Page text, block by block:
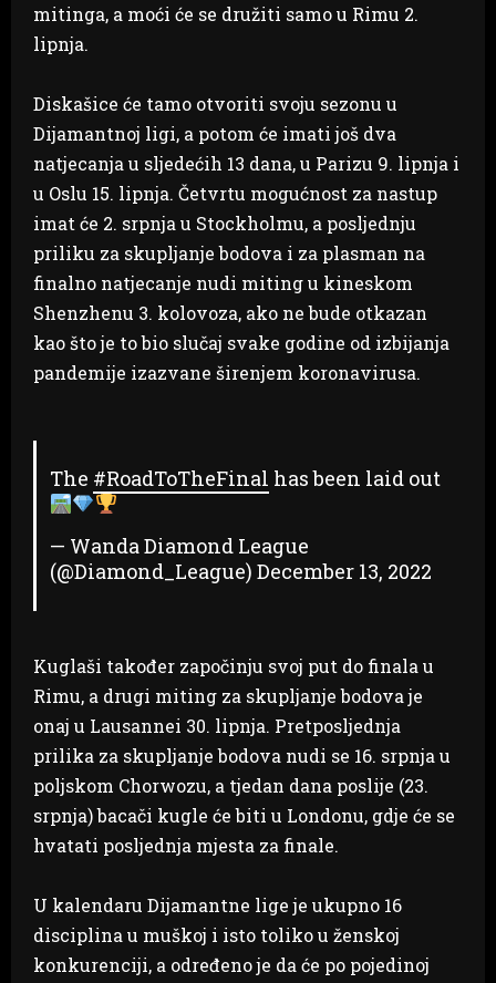
mitinga, a moći će se družiti samo u Rimu 2.
lipnja.
Diskašice će tamo otvoriti svoju sezonu u
Dijamantnoj ligi, a potom će imati još dva
natjecanja u sljedećih 13 dana, u Parizu 9. lipnja i
u Oslu 15. lipnja. Četvrtu mogućnost za nastup
imat će 2. srpnja u Stockholmu, a posljednju
priliku za skupljanje bodova i za plasman na
finalno natjecanje nudi miting u kineskom
Shenzhenu 3. kolovoza, ako ne bude otkazan
kao što je to bio slučaj svake godine od izbijanja
pandemije izazvane širenjem koronavirusa.
The #RoadToTheFinal has been laid out
— Wanda Diamond League
(@Diamond_League) December 13, 2022
Kuglaši također započinju svoj put do finala u
Rimu, a drugi miting za skupljanje bodova je
onaj u Lausannei 30. lipnja. Pretposljednja
prilika za skupljanje bodova nudi se 16. srpnja u
poljskom Chorwozu, a tjedan dana poslije (23.
srpnja) bacači kugle će biti u Londonu, gdje će se
hvatati posljednja mjesta za finale.
U kalendaru Dijamantne lige je ukupno 16
disciplina u muškoj i isto toliko u ženskoj
konkurenciji, a određeno je da će po pojedinoj